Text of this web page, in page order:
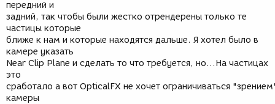
передний и
задний, так чтобы были жестко отрендерены только те
частицы которые
ближе к нам и которые находятся дальше. Я хотел было в
камере указать
Near Clip Plane и сделать то что требуется, но...На частицах
это
сработало а вот OpticalFX не хочет ограничиваться
камеры